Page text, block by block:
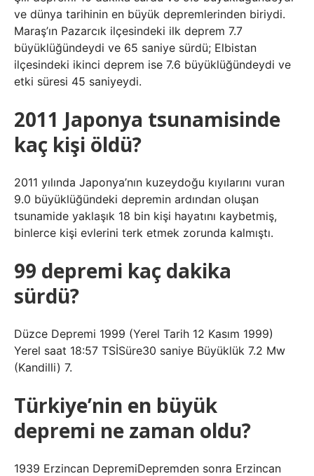
ve dünya tarihinin en büyük depremlerinden biriydi.
Maraş’ın Pazarcık ilçesindeki ilk deprem 7.7
büyüklüğündeydi ve 65 saniye sürdü; Elbistan
ilçesindeki ikinci deprem ise 7.6 büyüklüğündeydi ve
etki süresi 45 saniyeydi.
2011 Japonya tsunamisinde
kaç kişi öldü?
2011 yılında Japonya’nın kuzeydoğu kıyılarını vuran
9.0 büyüklüğündeki depremin ardından oluşan
tsunamide yaklaşık 18 bin kişi hayatını kaybetmiş,
binlerce kişi evlerini terk etmek zorunda kalmıştı.
99 depremi kaç dakika
sürdü?
Düzce Depremi 1999 (Yerel Tarih 12 Kasım 1999)
Yerel saat 18:57 TSİSüre30 saniye Büyüklük 7.2 Mw
(Kandilli) 7.
Türkiye’nin en büyük
depremi ne zaman oldu?
1939 Erzincan DepremiDepremden sonra Erzincan